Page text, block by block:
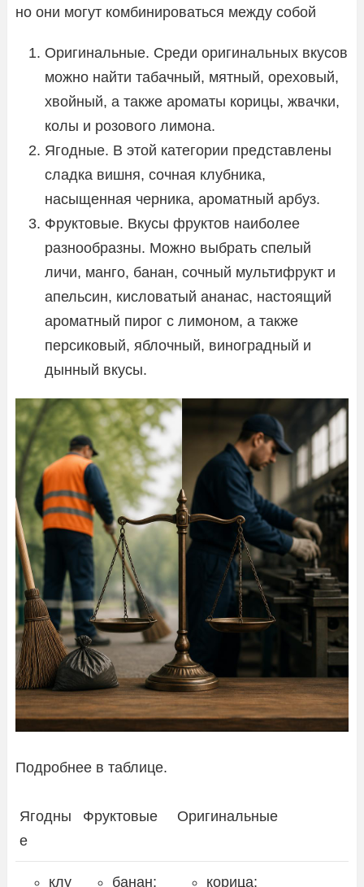
но они могут комбинироваться между собой
Оригинальные. Среди оригинальных вкусов
можно найти табачный, мятный, ореховый,
хвойный, а также ароматы корицы, жвачки,
колы и розового лимона.
Ягодные. В этой категории представлены
сладка вишня, сочная клубника,
насыщенная черника, ароматный арбуз.
Фруктовые. Вкусы фруктов наиболее
разнообразны. Можно выбрать спелый
личи, манго, банан, сочный мультифрукт и
апельсин, кисловатый ананас, настоящий
ароматный пирог с лимоном, а также
персиковый, яблочный, виноградный и
дынный вкусы.
Подробнее в таблице.
Ягодны
е
Фруктовые Оригинальные
клу банан; корица;